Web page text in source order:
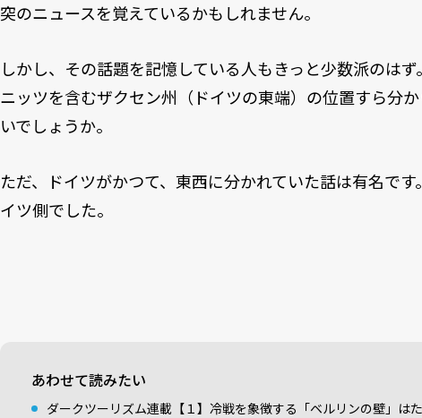
突のニュースを覚えているかもしれません。
しかし、その話題を記憶している人もきっと少数派のは
ニッツを含むザクセン州（ドイツの東端）の位置すら分
いでしょうか。
ただ、ドイツがかつて、東西に分かれていた話は有名で
イツ側でした。
あわせて読みたい
ダークツーリズム連載【１】冷戦を象徴する「ベルリンの壁」は